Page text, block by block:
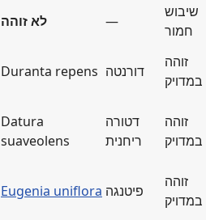
לא זוהה —
שיבוש
חמור
Duranta repens דורנטה
זוהה
במדויק
Datura
suaveolens
דטורה
ריחנית
זוהה
במדויק
Eugenia uniflora פיטנגה
זוהה
במדויק